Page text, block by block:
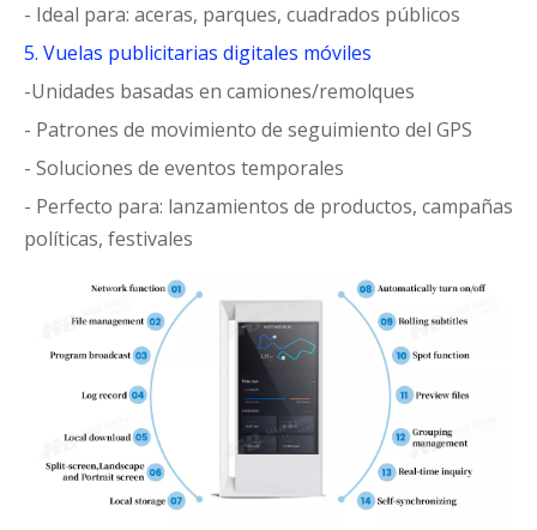
- Ideal para: aceras, parques, cuadrados públicos
5. Vuelas publicitarias digitales móviles
-Unidades basadas en camiones/remolques
- Patrones de movimiento de seguimiento del GPS
- Soluciones de eventos temporales
- Perfecto para: lanzamientos de productos, campañas
políticas, festivales